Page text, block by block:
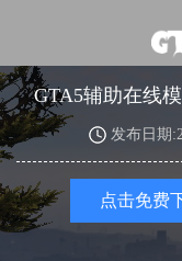
GTA5辅助在线
发布日期
点击免费